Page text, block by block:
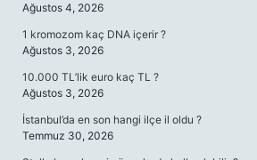
Ağustos 4, 2026
1 kromozom kaç DNA içerir ?
Ağustos 3, 2026
10.000 TL’lik euro kaç TL ?
Ağustos 3, 2026
İstanbul’da en son hangi ilçe il oldu ?
Temmuz 30, 2026